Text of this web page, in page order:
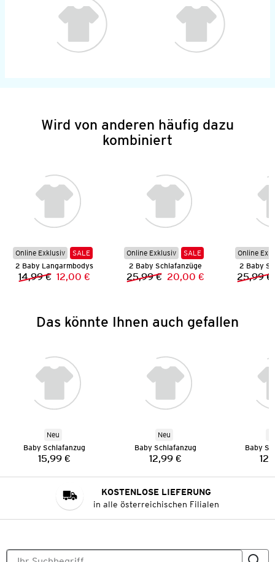
Wird von anderen häufig dazu
kombiniert
Online Exklusiv
SALE
2 Baby Langarmbodys
Vorheriger Preis:
14,99 € Neuer Preis:
12,00 €
Online Exklusiv
SALE
2 Baby Schlafanzüge
Vorheriger Preis:
25,99 € Neuer Preis:
20,00 €
Online
2 Baby
25,99 €
Das könnte Ihnen auch gefallen
Neu
Baby Schlafanzug
Preis:
15,99 €
Neu
Baby Schlafanzug
Preis:
12,99 €
Baby
KOSTENLOSE LIEFERUNG
in alle österreichischen Filialen